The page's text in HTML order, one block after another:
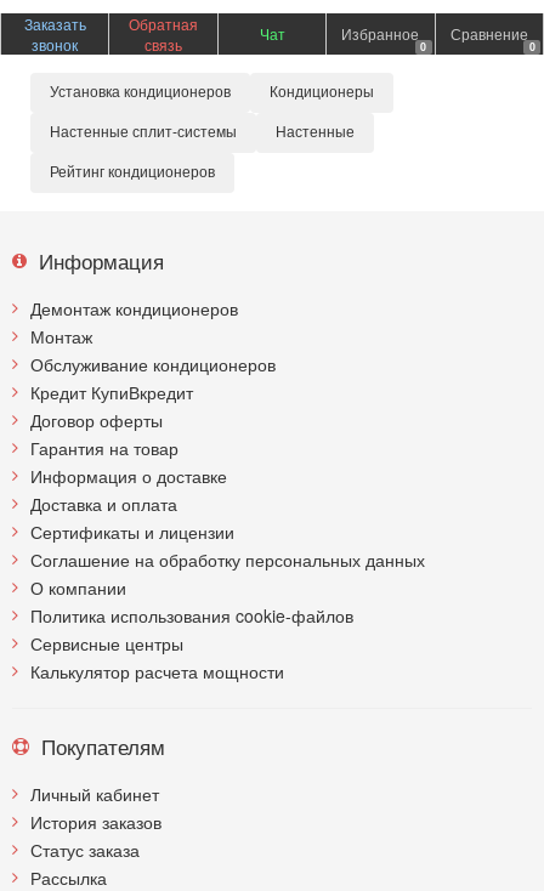
Заказать
звонок
Обратная
связь
Чат Избранное
0
Сравнение
0
Установка кондиционеров Кондиционеры
Настенные сплит-системы Настенные
Рейтинг кондиционеров
Информация
Демонтаж кондиционеров
Монтаж
Обслуживание кондиционеров
Кредит КупиВкредит
Договор оферты
Гарантия на товар
Информация о доставке
Доставка и оплата
Сертификаты и лицензии
Соглашение на обработку персональных данных
О компании
Политика использования cookie-файлов
Сервисные центры
Калькулятор расчета мощности
Покупателям
Личный кабинет
История заказов
Статус заказа
Рассылка